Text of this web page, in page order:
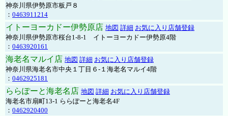
神奈川県伊勢原市板戸８
： 0463911214
イトーヨーカドー伊勢原店 地図 詳細 お気に入り店舗登録
神奈川県伊勢原市桜台1-8-1 イトーヨーカドー伊勢原4階
： 0463920161
海老名マルイ店 地図 詳細 お気に入り店舗登録
神奈川県海老名市中央１丁目６-１海老名マルイ4階
： 0462925181
ららぽーと海老名店 地図 詳細 お気に入り店舗登録
海老名市扇町13-1 ららぽーと海老名4F
： 0462920400